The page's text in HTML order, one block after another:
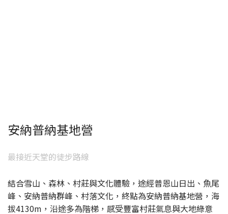
安納普納基地營
最接近天堂的徒步路線
結合雪山、森林、村莊與文化體驗，途經普恩山日出、魚尾
峰、安納普納群峰、村落文化，終點為安納普納基地營，海
拔4130m，沿途多為階梯，感受豐富村莊氣息與大地綠意